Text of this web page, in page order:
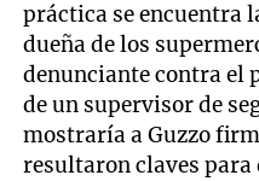
práctica se encuentra
dueña de los
denunciante contra el
de un supervisor de
mostraría a Guzzo
resultaron claves para